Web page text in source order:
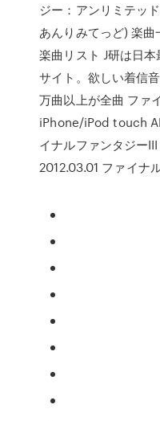
ジー：アンリミテッ
あんりみてっど) 楽
楽曲リスト J研は日
サイト。欲しい着信
万曲以上が全曲 ファ
iPhone/iPod touch
イナルファンタジー
2012.03.01 ファイナ